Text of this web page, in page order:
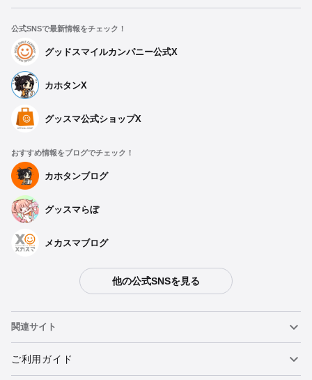
公式SNSで最新情報をチェック！
グッドスマイルカンパニー公式X
カホタンX
グッスマ公式ショップX
おすすめ情報をブログでチェック！
カホタンブログ
グッスマらぼ
メカスマブログ
他の公式SNSを見る
関連サイト
ねんどろいど
ご利用ガイド